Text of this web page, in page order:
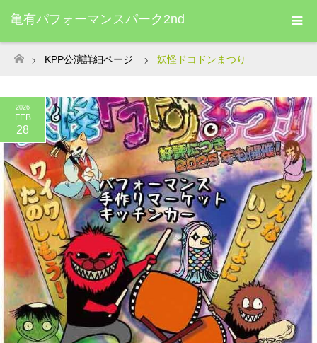
亀有パフォーマンスパーク2nd
ホーム
KPP公演詳細ページ 妖怪ドコドンまつり
2026
FEB
28